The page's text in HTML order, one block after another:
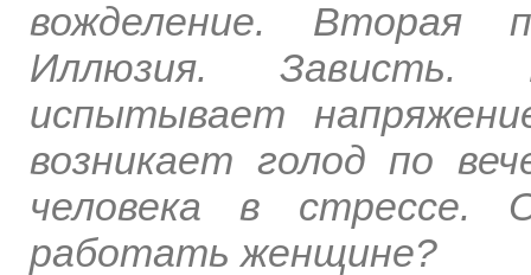
вожделение. Вторая
Иллюзия. Зависть.
испытывает
возникает голод по
человека в стрессе.
работать женщине?